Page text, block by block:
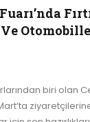
biri olan